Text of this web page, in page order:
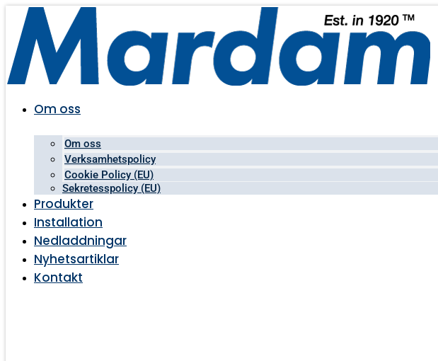
Hoppa
innehåll
Om oss
Om oss
Verksamhetspolicy
Cookie Policy (EU)
Sekretesspolicy (EU)
Produkter
Installation
Nedladdningar
Nyhetsartiklar
Kontakt